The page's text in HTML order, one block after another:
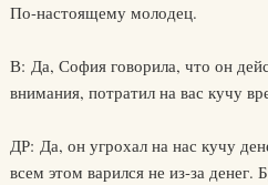
По-настоящему молодец.
В: Да, София говорила, что он
внимания, потратил на вас кучу
ДР: Да, он угрохал на нас кучу
всем этом варился не из-за денег.